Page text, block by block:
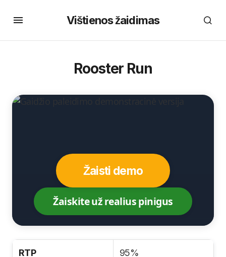
Vištienos žaidimas
Rooster Run
Žaisti demo
Žaiskite už realius pinigus
RTP 95%